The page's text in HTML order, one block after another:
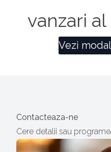
vanzari
Vezi
Contacteaza-ne
Cere detalii sau